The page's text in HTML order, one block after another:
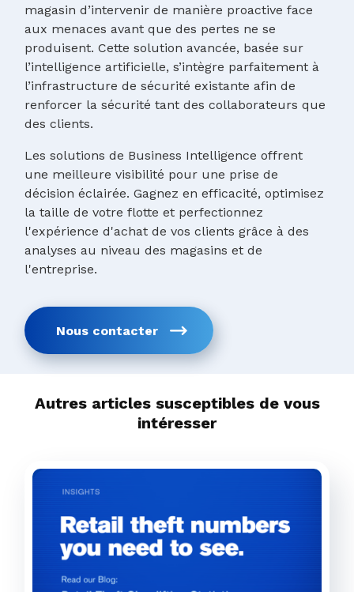
magasin d’intervenir de manière proactive face
aux menaces avant que des pertes ne se
produisent. Cette solution avancée, basée sur
l’intelligence artificielle, s’intègre parfaitement à
l’infrastructure de sécurité existante afin de
renforcer la sécurité tant des collaborateurs que
des clients.
Les solutions de Business Intelligence offrent
une meilleure visibilité pour une prise de
décision éclairée. Gagnez en efficacité, optimisez
la taille de votre flotte et perfectionnez
l'expérience d'achat de vos clients grâce à des
analyses au niveau des magasins et de
l'entreprise.
Nous contacter
Autres articles susceptibles de vous
intéresser